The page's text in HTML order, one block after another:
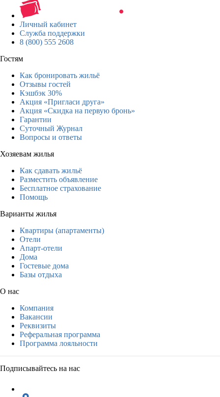
Личный кабинет
Служба поддержки
8 (800) 555 2608
Гостям
Как бронировать жильё
Отзывы гостей
Кэшбэк 30%
Акция «Пригласи друга»
Акция «Скидка на первую бронь»
Гарантии
Суточный Журнал
Вопросы и ответы
Хозяевам жилья
Как сдавать жильё
Разместить объявление
Бесплатное страхование
Помощь
Варианты жилья
Квартиры (апартаменты)
Отели
Апарт-отели
Дома
Гостевые дома
Базы отдыха
О нас
Компания
Вакансии
Реквизиты
Реферальная программа
Программа лояльности
Подписывайтесь на нас